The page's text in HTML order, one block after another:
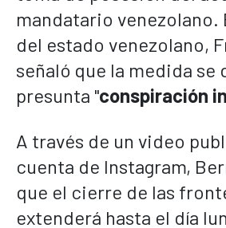
mandatario venezolano.
del estado venezolano,
señaló que la medida se
presunta "conspiración
A través de un video
cuenta de Instagram,
que el cierre de las
extenderá hasta el día